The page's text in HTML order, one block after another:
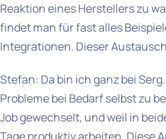
Reaktion eines Herstellers zu
findet man für fast alles
Integrationen. Dieser
Stefan: Da bin ich ganz bei
Probleme bei Bedarf selbst zu
Job gewechselt, und weil in